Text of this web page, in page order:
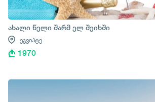
ახალი წელი შარმ ელ შეიხში
ეგვიპტე
1970